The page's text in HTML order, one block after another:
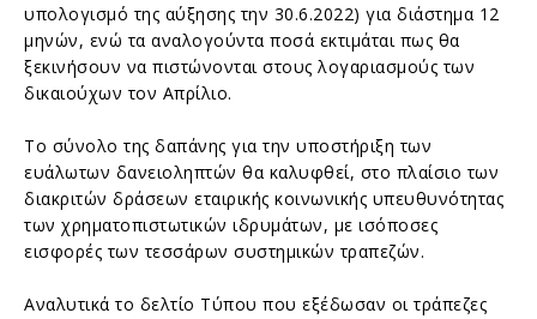
υπολογισμό της αύξησης την 30.6.2022) για διάστημα 12
μηνών, ενώ τα αναλογούντα ποσά εκτιμάται πως θα
ξεκινήσουν να πιστώνονται στους λογαριασμούς των
δικαιούχων τον Απρίλιο.
Το σύνολο της δαπάνης για την υποστήριξη των
ευάλωτων δανειοληπτών θα καλυφθεί, στο πλαίσιο των
διακριτών δράσεων εταιρικής κοινωνικής υπευθυνότητας
των χρηματοπιστωτικών ιδρυμάτων, με ισόποσες
εισφορές των τεσσάρων συστημικών τραπεζών.
Αναλυτικά το δελτίο Τύπου που εξέδωσαν οι τράπεζες